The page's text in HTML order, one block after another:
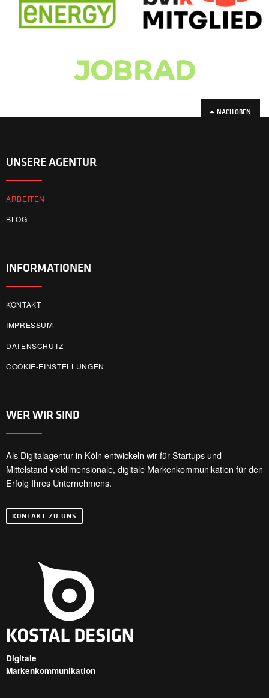
NACH OBEN
UNSERE AGENTUR
ARBEITEN
BLOG
INFORMATIONEN
KONTAKT
IMPRESSUM
DATENSCHUTZ
COOKIE-EINSTELLUNGEN
WER WIR SIND
Als Digitalagentur in Köln entwickeln wir für Startups und
Mittelstand vieldimensionale, digitale Markenkommunikation für den
Erfolg Ihres Unternehmens.
KONTAKT ZU UNS
Digitale
Markenkommunikation